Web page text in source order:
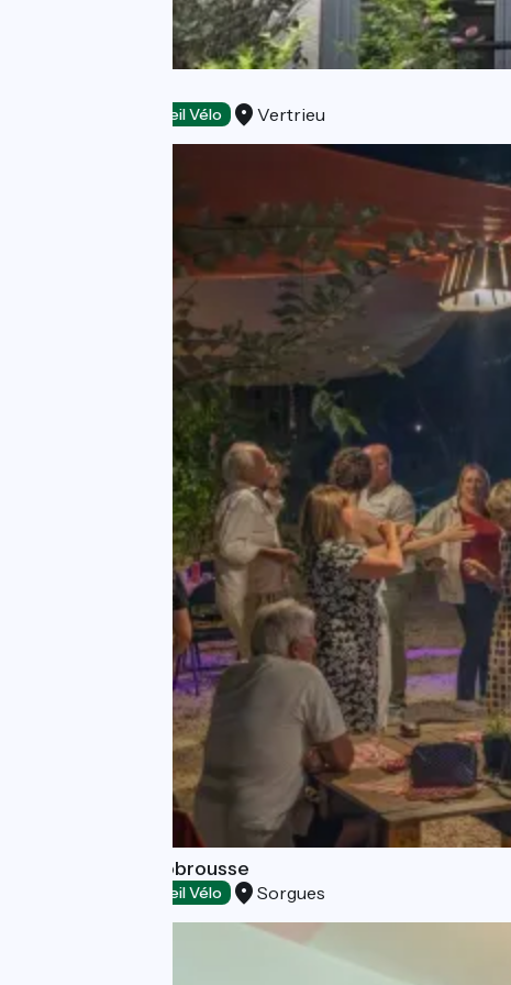
Accueil Vélo Vertrieu
Guinguette Bonobrousse
Accueil Vélo Sorgues